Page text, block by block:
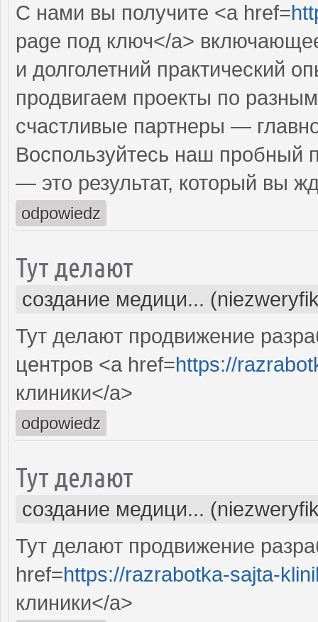
С нами вы получите <a href=
page под ключ</a>
и долголетний практический
продвигаем проекты по
счастливые партнеры —
Воспользуйтесь наш
— это результат, который вы
odpowiedz
Тут делают
создание медици...
Тут делают продвижение
центров <a href=https://
клиники</a>
odpowiedz
Тут делают
создание медици...
Тут делают продвижение
href=https://razrabotka-sajta-
клиники</a>